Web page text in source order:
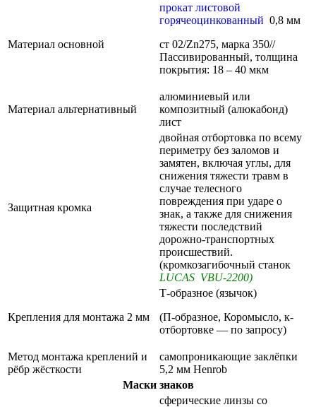
Материал основной
прокат листовой
горячеоцинкованный 0,8 мм
ст 02/Zn275, марка 350//
Пассивированный, толщина
покрытия: 18 – 40 мкм
Материал альтернативный
алюминиевый или
композитный (алюкабонд)
лист
Защитная кромка
двойная отбортовка по всему
периметру без заломов и
замятен, включая углы, для
снижения тяжести травм в
случае телесного
повреждения при ударе о
знак, а также для снижения
тяжести последствий
дорожно-транспортных
происшествий.
(кромкозагибочный станок
LUCAS VBU-2200)
Крепления для монтажа 2 мм
Т-образное (язычок)
(П-образное, Коромысло, к-
отбортовке — по запросу)
Метод монтажа креплений и
рёбр жёсткости
самопроникающие заклёпки
5,2 мм Henrob
Маски знаков
сферические линзы со